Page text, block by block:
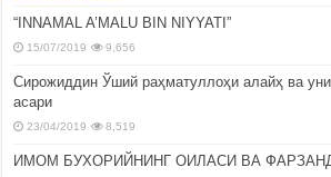
“INNAMAL A’MALU BIN NIYYATI”
15/07/2019 9,656
Сирожиддин Ўший раҳматуллоҳи алайҳ ва
асари
23/04/2019 8,519
ИМОМ БУХОРИЙНИНГ ОИЛАСИ ВА